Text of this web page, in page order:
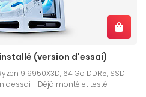
installé (version d'essai)
9 9950X3D, 64 Go DDR5, SSD
d'essai - Déjà monté et testé